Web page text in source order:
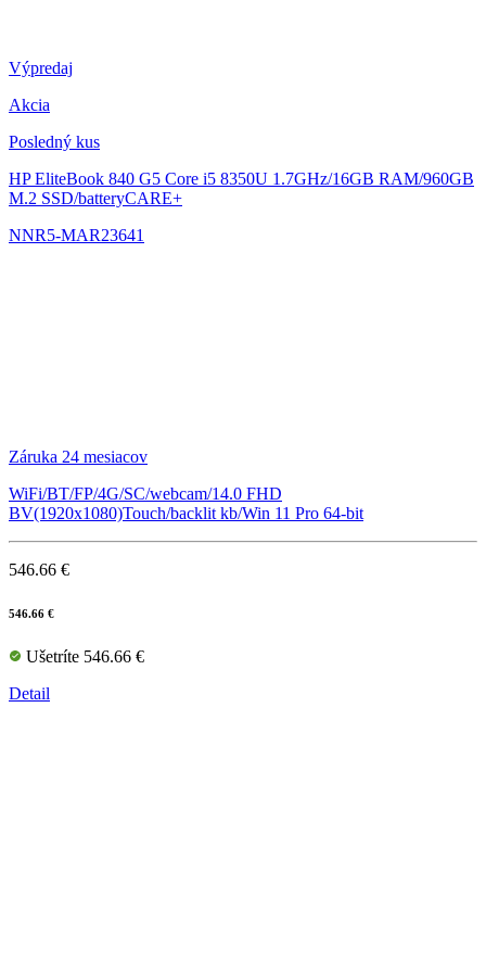
Výpredaj
Akcia
Posledný kus
HP EliteBook 840 G5 Core i5 8350U 1.7GHz/16GB RAM/960GB
M.2 SSD/batteryCARE+
NNR5-MAR23641
Záruka 24 mesiacov
WiFi/BT/FP/4G/SC/webcam/14.0 FHD
BV(1920x1080)Touch/backlit kb/Win 11 Pro 64-bit
546.66 €
546.66 €
Ušetríte 546.66 €
Detail